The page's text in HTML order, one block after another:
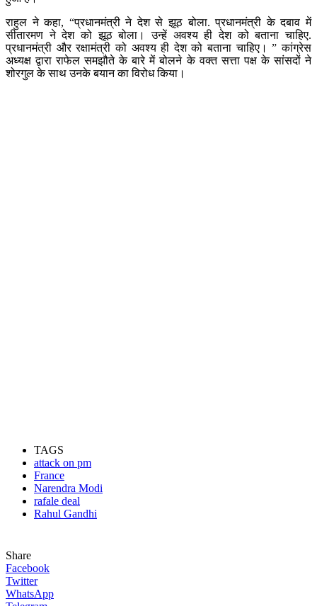
राहुल ने कहा, “प्रधानमंत्री ने देश से झूठ बोला. प्रधानमंत्री के दबाव में
सीतारमण ने देश को झूठ बोला। उन्हें अवश्य ही देश को बताना चाहिए.
प्रधानमंत्री और रक्षामंत्री को अवश्य ही देश को बताना चाहिए। ” कांग्रेस
अध्यक्ष द्वारा राफेल समझौते के बारे में बोलने के वक्त सत्ता पक्ष के सांसदों ने
शोरगुल के साथ उनके बयान का विरोध किया।
TAGS
attack on pm
France
Narendra Modi
rafale deal
Rahul Gandhi
Share
Facebook
Twitter
WhatsApp